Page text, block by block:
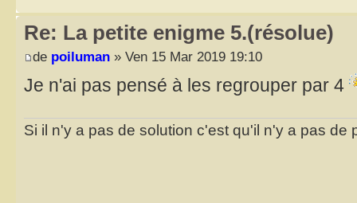
Re: La petite enigme 5.(résolue)
de poiluman » Ven 15 Mar 2019 19:10
Je n'ai pas pensé à les regrouper par 4
Si il n'y a pas de solution c'est qu'il n'y a pas de